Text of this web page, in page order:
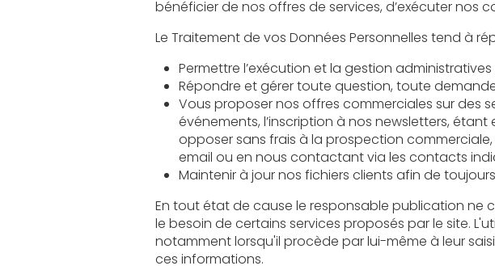
Répondre et gérer toute question, toute
Vous proposer nos offres commerciales sur des services
événements, l’inscription à nos newsletters, étant entendu
opposer sans frais à la prospection commerciale, en
email ou en nous contactant via les contacts
Maintenir à jour nos fichiers clients afin de
En tout état de cause le responsable publication ne collecte des
le besoin de certains services proposés par le site. L'utilisateur fournit ces informations
notamment lorsqu'il procède par lui-même à leur saisie. Il est alors précisé à l'utilisateur du site
ces informations.